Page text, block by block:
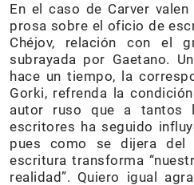
En el caso de Carver
prosa sobre el oficio de
Chéjov, relación con el
subrayada por Gaetano.
hace un tiempo, la
Gorki, refrenda la
autor ruso que a tantos
escritores ha seguido
pues como se dijera del
escritura transforma
realidad”. Quiero igual